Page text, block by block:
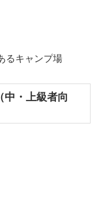
るキャンプ場
・上級者向